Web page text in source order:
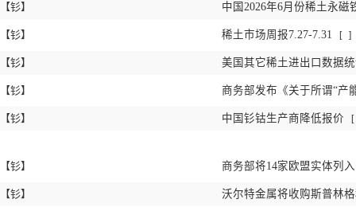
【钐】
【钐】
【钐】
【钐】
【钐】
【钐】
【钐】
中国2026年6月份稀土永
稀土市场周报7.27-7.31 [ ]
美国其它稀土进出口数据
商务部发布《关于所谓“产
中国钐钴生产商降低报价 [
商务部将14家欧盟实体列
沃尔特金属将收购斯普林